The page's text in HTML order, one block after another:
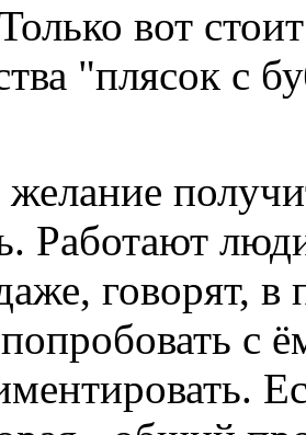
вот
"плясок с
Работают
говорят,
с